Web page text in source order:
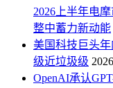
2026上半年电
整中蓄力新动能
美国科技巨头
级近垃圾级
OpenAI承认